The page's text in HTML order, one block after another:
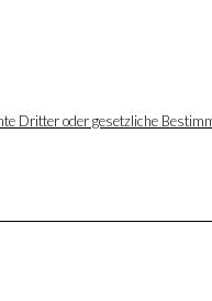
Dritter oder gesetzliche